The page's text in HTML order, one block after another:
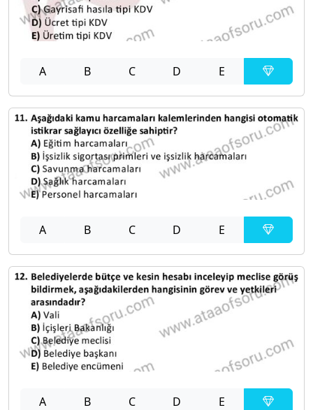
A B C D E
A B C D E
A B C D E